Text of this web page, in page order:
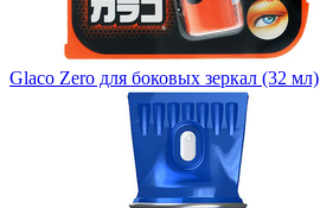
Glaco Zero для боковых зеркал (32 мл)